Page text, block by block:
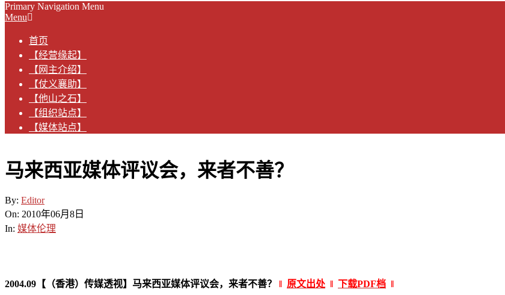
Primary Navigation Menu
Menu
首页
【经营缘起】
【网主介绍】
【仗义襄助】
【他山之石】
【组织站点】
【媒体站点】
马来西亚媒体评议会，来者不善？
By: Editor
On: 2010年06月8日
In: 媒体伦理
2004.09【（香港）传媒透视】马来西亚媒体评议会，来者不善？ ‖ 原文出处 ‖ 下载PDF档 ‖